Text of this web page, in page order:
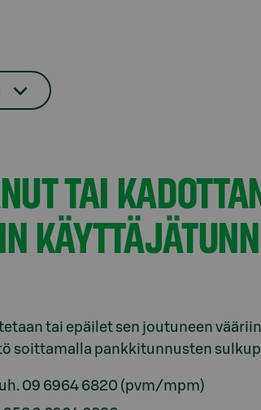
TAI
tai epäilet sen joutuneen
soittamalla pankkitunnusten
09 6964 6820 (pvm/mpm)